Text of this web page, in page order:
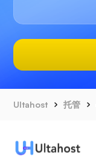
Ultahost 托管